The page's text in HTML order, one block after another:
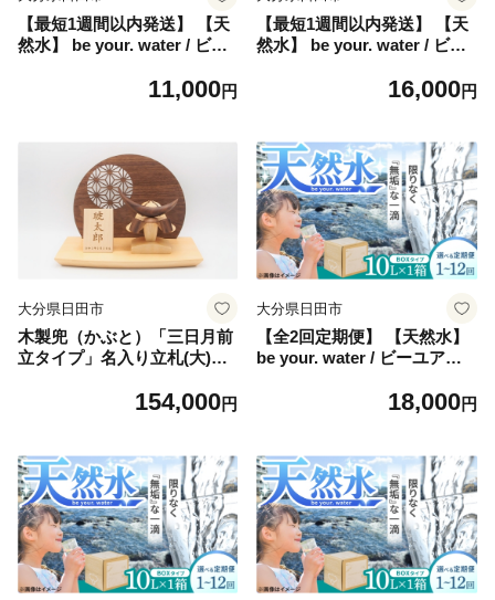
【最短1週間以内発送】 【天
然水】 be your. water / ビー
料水 水 みず 備蓄 防災 天然
11,000円
【最短1週間以内発送】 【天
然水】 be your. water / ビー
料水 水 みず 備蓄 防災 天然
16,000円
大分県日田市
木製兜（かぶと）「三日月前
立タイプ」名入り立札(大)
合同会社ウッドアート楽 [AR
154,000円
大分県日田市
【全2回定期便】 【天然水】
be your. water / ビーユアウ
みず 備蓄 防災 天然水 日田
18,000円